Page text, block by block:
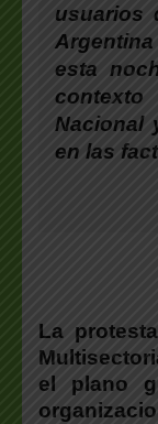
usuarios
esta
Nacional
en las
La
el plano